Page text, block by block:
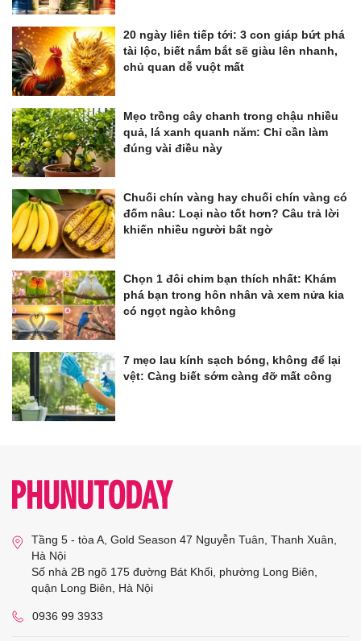
20 ngày liên tiếp tới: 3 con giáp bứt phá
tài lộc, biết nắm bắt sẽ giàu lên nhanh,
chủ quan dễ vuột mất
Mẹo trồng cây chanh trong chậu nhiều
quả, lá xanh quanh năm: Chỉ cần làm
đúng vài điều này
Chuối chín vàng hay chuối chín vàng có
đốm nâu: Loại nào tốt hơn? Câu trả lời
khiến nhiều người bất ngờ
Chọn 1 đôi chim bạn thích nhất: Khám
phá bạn trong hôn nhân và xem nửa kia
có ngọt ngào không
7 mẹo lau kính sạch bóng, không để lại
vệt: Càng biết sớm càng đỡ mất công
Tầng 5 - tòa A, Gold Season 47 Nguyễn Tuân, Thanh Xuân,
Hà Nội
Số nhà 2B ngõ 175 đường Bát Khối, phường Long Biên,
quận Long Biên, Hà Nội
0936 99 3933